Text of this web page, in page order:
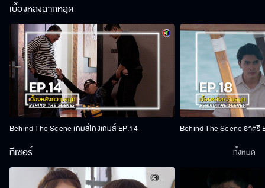
เบื้องหลังฉากหลุด
Behind The Scene เกมส์โกงเกมส์ EP.14 Behind The Scene ธาตรี
ทีเซอร์ ทั้งหมด